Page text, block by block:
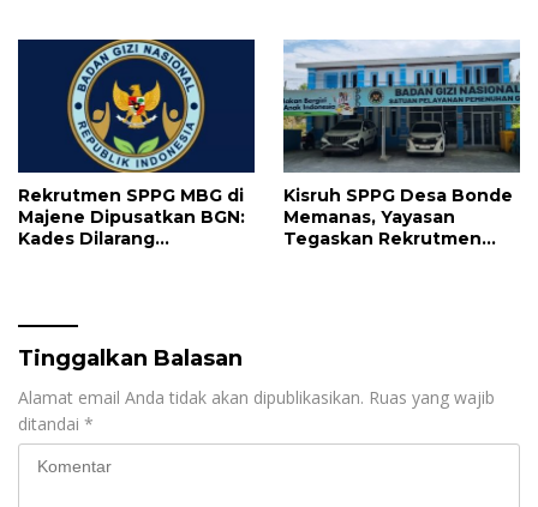
Rekrutmen SPPG MBG di
Majene Dipusatkan BGN:
Kades Dilarang
Kisruh SPPG Desa Bonde
Memanas, Yayasan
Tegaskan Rekrutmen
Tinggalkan Balasan
Alamat email Anda tidak akan dipublikasikan. Ruas yang wajib
ditandai *